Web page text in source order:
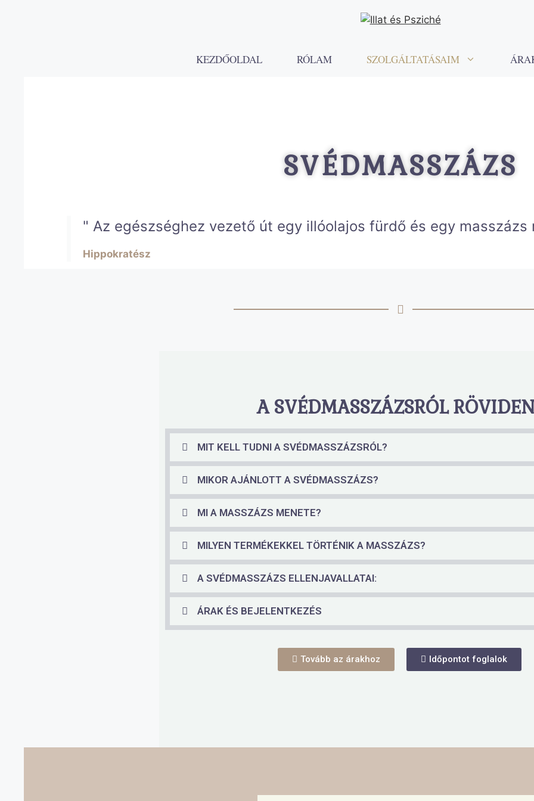
KEZDŐOLDAL RÓLAM SZOLGÁLTATÁSAIM
SVÉDMASSZÁZS
" Az egészséghez vezető út egy illóolajos fürdő és egy masszázs
Hippokratész
A SVÉDMASSZÁZSRÓL
MIT KELL TUDNI A SVÉDMASSZÁZSRÓL?
MIKOR AJÁNLOTT A SVÉDMASSZÁZS?
MI A MASSZÁZS MENETE?
MILYEN TERMÉKEKKEL TÖRTÉNIK A MASSZÁZS?
A SVÉDMASSZÁZS ELLENJAVALLATAI:
ÁRAK ÉS BEJELENTKEZÉS
Tovább az árakhoz Időpontot foglalok